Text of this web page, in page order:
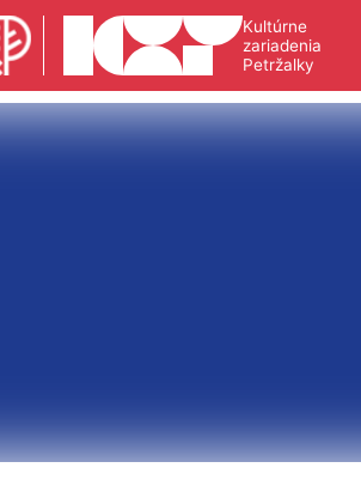
Kultúrne
zariadenia
Petržalky